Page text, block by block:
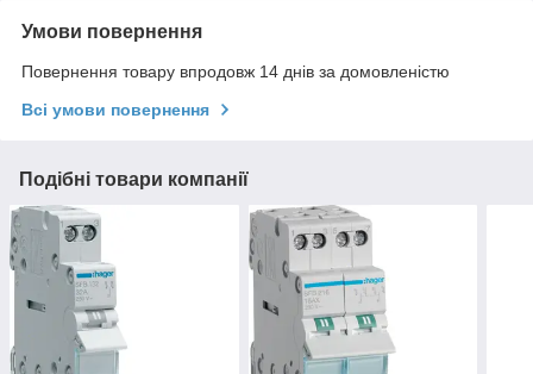
Умови повернення
Повернення товару впродовж 14 днів за домовленістю
Всі умови повернення
Подібні товари компанії